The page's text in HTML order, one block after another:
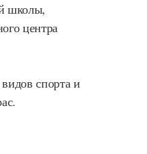
школы,
центра
спорта и